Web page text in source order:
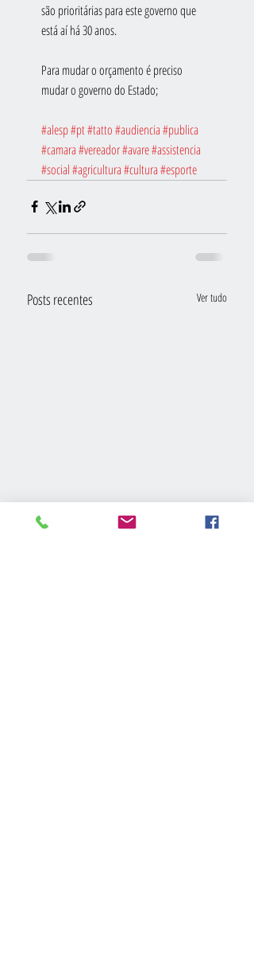
são prioritárias para este governo que
está aí há 30 anos.
Para mudar o orçamento é preciso
mudar o governo do Estado;
#alesp#pt#tatto#audiencia#publica
#camara#vereador#avare#assistencia
#social#agricultura#cultura#esporte
Posts recentes Ver tudo